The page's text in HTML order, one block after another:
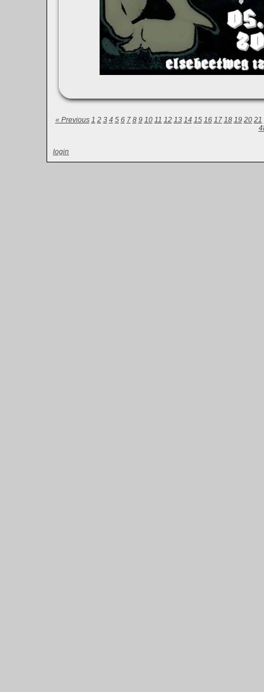
« Previous 1 2 3 4 5 6 7 8 9 10 11 12 13 14 15 16 17 18 19 20 21
login